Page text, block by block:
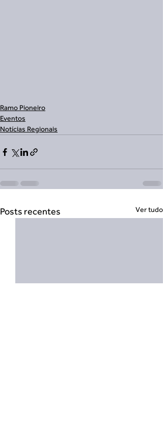
Ramo Pioneiro
Eventos
Notícias Regionais
Posts recentes Ver tudo